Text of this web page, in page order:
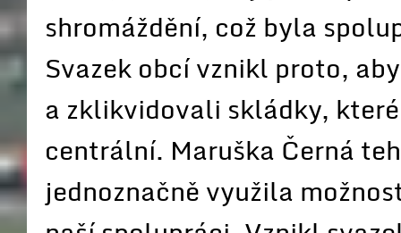
shromáždění, což byla
Svazek obcí vznikl proto,
a zklikvidovali skládky,
centrální. Maruška Černá
jednoznačně využila